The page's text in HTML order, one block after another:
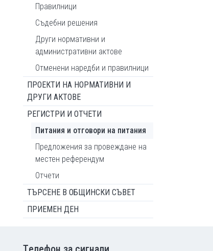
Правилници
Съдебни решения
Други нормативни и
административни актове
Отменени наредби и правилници
ПРОЕКТИ НА НОРМАТИВНИ И
ДРУГИ АКТОВЕ
РЕГИСТРИ И ОТЧЕТИ
Питания и отговори на питания
Предложения за провеждане на
местен референдум
Отчети
ТЪРСЕНЕ В ОБЩИНСКИ СЪВЕТ
ПРИЕМЕН ДЕН